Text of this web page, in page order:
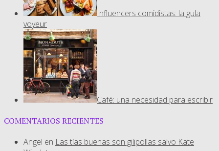
Influencers comidistas: la gula
voyeur
Café: una necesidad para escribir
COMENTARIOS RECIENTES
Angel en Las tías buenas son gilipollas salvo Kate